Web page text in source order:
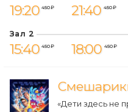
19:20 450 ₽ 21:40 450 ₽
Зал 2
15:40 450 ₽ 18:00 450 ₽
«Дети здесь не